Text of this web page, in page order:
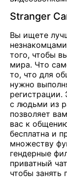
Stranger
Вы ищете
того, чтобы
мира. Что
то, что для
нужно
регистрации.
с людьми из
позволяет
вас к
бесплатна и
множеству
гендерные
приватный
чтобы занять